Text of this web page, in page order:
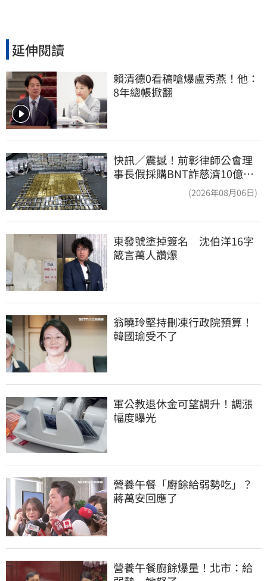
延伸閱讀
賴清德0看稿嗆爆盧秀燕！他：
8年總帳掀翻
快訊／震撼！前彰律師公會理
事長假採購BNT詐慈濟10億、
洗錢囤232kg黃金(2026年08月06日)
東發號塗掉簽名　沈伯洋16字
箴言萬人讚爆
翁曉玲堅持刪凍行政院預算！
韓國瑜受不了
軍公教退休金可望調升！調漲
幅度曝光
營養午餐「廚餘給弱勢吃」？
蔣萬安回應了
營養午餐廚餘爆量！北市：給